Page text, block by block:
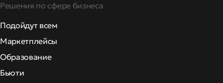
Решения по сфере бизнеса
Подойдут всем
Маркетплейсы
Образование
Бьюти